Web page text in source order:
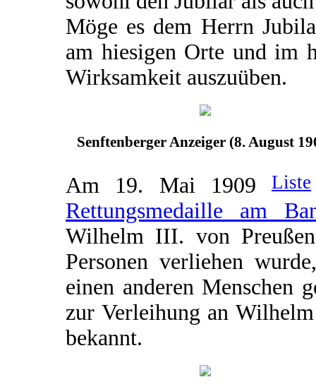
Möge es dem Herrn
am hiesigen Orte und im
Wirksamkeit auszuüben.
Senftenberger Anzeiger (8. August
Am 19. Mai 1909 Liste
Rettungsmedaille am
Wilhelm III. von
Personen verliehen
einen anderen Menschen
zur Verleihung an
bekannt.